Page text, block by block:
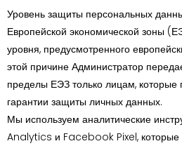
Уровень защиты персональных
Европейской экономической зоны
уровня, предусмотренного
этой причине Администратор
пределы ЕЭЗ только лицам, которые
гарантии защиты личных данных.
Мы используем аналитические
Analytics и Facebook Pixel, которые